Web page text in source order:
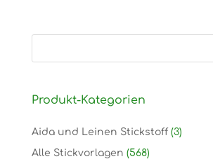
Produkt-Kategorien
Aida und Leinen Stickstoff (3)
Alle Stickvorlagen (568)